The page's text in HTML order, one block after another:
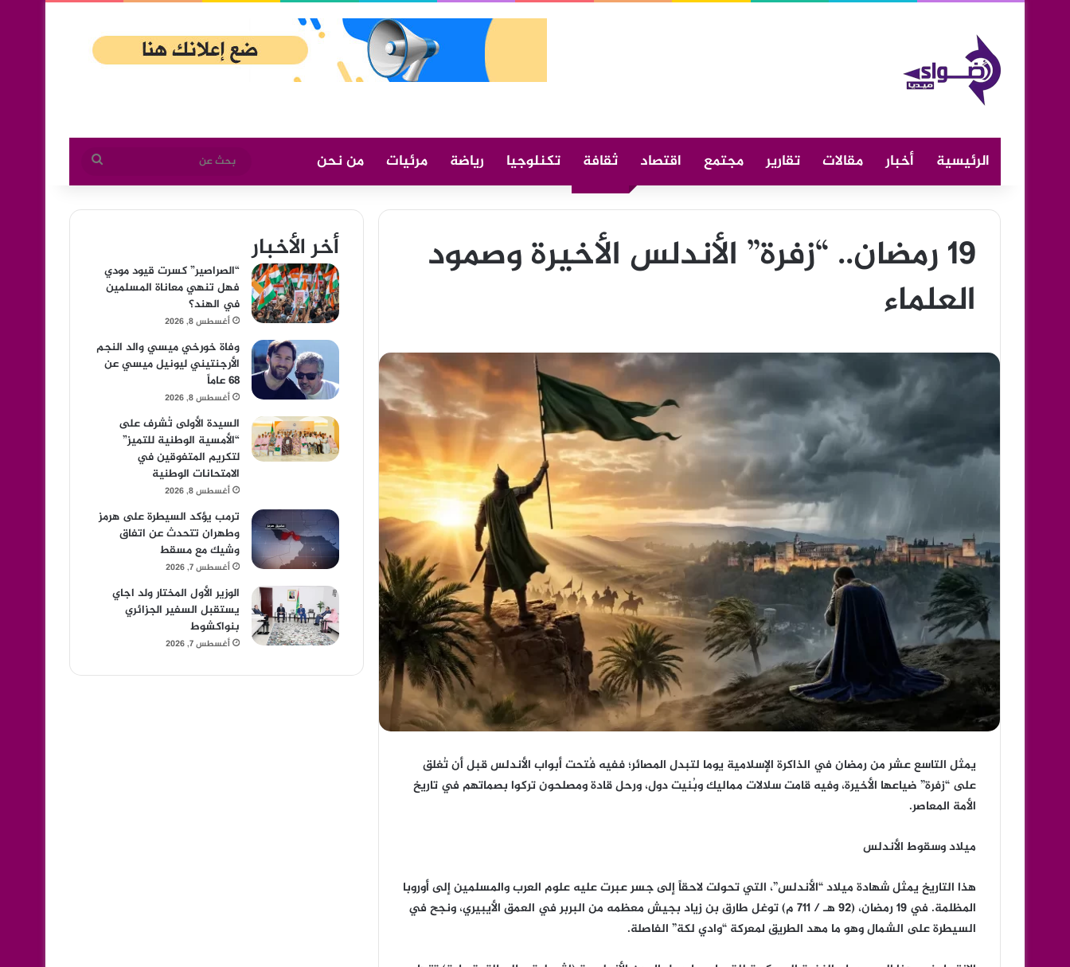
الرئيسية أخبار مقالات تقارير مجتمع اقتصاد ثقافة تكنلوجيا رياضة مرئيات من نحن
بحث
عن
19 رمضان.. “زفرة” الأندلس الأخيرة وصمود
العلماء
يمثل التاسع عشر من رمضان في الذاكرة الإسلامية يوما لتبدل المصائر؛ ففيه فُتحت أبواب الأندلس قبل أن تُغلق
على “زفرة” ضياعها الأخيرة، وفيه قامت سلالات مماليك وبُنيت دول، ورحل قادة ومصلحون تركوا بصماتهم في تاريخ
الأمة المعاصر.
ميلاد وسقوط الأندلس
هذا التاريخ يمثل شهادة ميلاد “الأندلس”، التي تحولت لاحقاً إلى جسر عبرت عليه علوم العرب والمسلمين إلى أوروبا
المظلمة. في 19 رمضان، (92 هـ / 711 م) توغل طارق بن زياد بجيش معظمه من البربر في العمق الأيبيري، ونجح في
السيطرة على الشمال وهو ما مهد الطريق لمعركة “وادي لكة” الفاصلة.
أخر الأخبار
“الصراصير” كسرت قيود مودي
فهل تنهي معاناة المسلمين
في الهند؟
أغسطس 8, 2026
وفاة خورخي ميسي والد النجم
الأرجنتيني ليونيل ميسي عن
68 عاماً
أغسطس 8, 2026
السيدة الأولى تُشرف على
“الأمسية الوطنية للتميز”
لتكريم المتفوقين في
الامتحانات الوطنية
أغسطس 8, 2026
ترمب يؤكد السيطرة على هرمز
وطهران تتحدث عن اتفاق
وشيك مع مسقط
أغسطس 7, 2026
الوزير الأول المختار ولد اجاي
يستقبل السفير الجزائري
بنواكشوط
أغسطس 7, 2026